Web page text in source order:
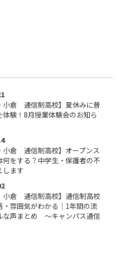
小倉 通信制高校】夏休みに普
体験！8月授業体験会のお知ら
小倉 通信制高校】オープンス
何をする？中学生・保護者の不
します
小倉 通信制高校】通信制高校
・雰囲気がわかる｜1年間の流
な声まとめ ～キャンパス通信